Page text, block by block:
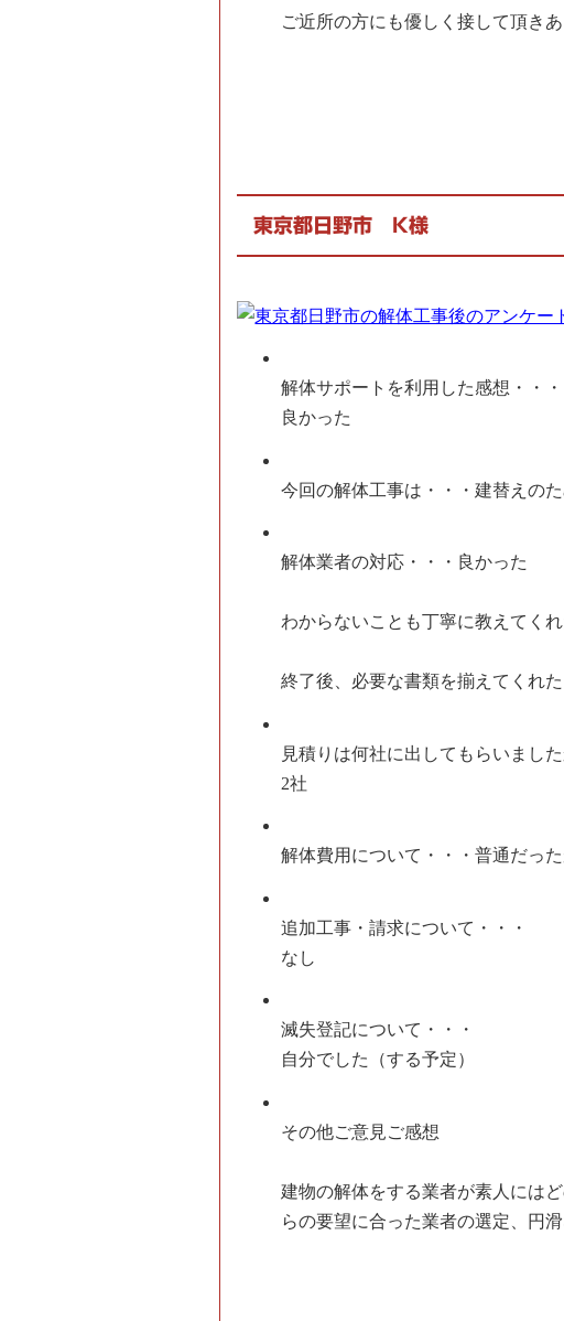
ご近所の方にも優しく接して頂き
東京都日野市 K様
解体サポートを利用した感想・・・
良かった
今回の解体工事は・・・建替えの
解体業者の対応・・・ 良かった
わからないことも丁寧に教えてくれ
終了後、必要な書類を揃えてくれた
見積りは何社に出してもらいました
2社
解体費用について・・・普通だっ
追加工事・請求について・・・
なし
滅失登記について・・・
自分でした（する予定）
その他ご意見ご感想
建物の解体をする業者が素人には
らの要望に合った業者の選定、円